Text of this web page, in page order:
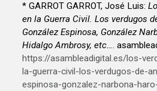
* GARROT GARROT, José Luis:
en la Guerra Civil. Los verdugos
González Espinosa, González
Hidalgo Ambrosy, etc….
https://asambleadigital.es/los-
la-guerra-civil-los-verdugos-de-
espinosa-gonzalez-narbona-